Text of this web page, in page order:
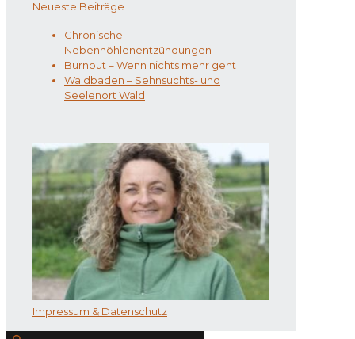
Neueste Beiträge
Chronische
Nebenhöhlenentzündungen
Burnout – Wenn nichts mehr geht
Waldbaden – Sehnsuchts- und
Seelenort Wald
Impressum & Datenschutz